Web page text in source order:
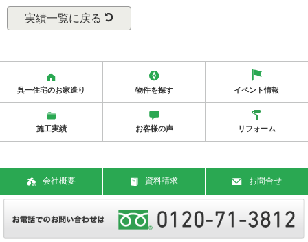
実績一覧に戻る
呉一住宅のお家造り 物件を探す イベント情報
施工実績 お客様の声 リフォーム
Copy Rights © 2018 Kureichi Jutaku Corporation. All Rights Reserved.
会社概要 資料請求 お問合せ